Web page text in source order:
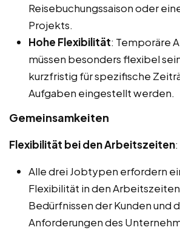
Reisebuchungssaison oder
Projekts.
Hohe Flexibilität: Temporäre
müssen besonders flexibel
kurzfristig für spezifische
Aufgaben eingestellt werden.
Gemeinsamkeiten
Flexibilität bei den Arbeitszeiten:
Alle drei Jobtypen erfordern
Flexibilität in den
Bedürfnissen der Kunden und
Anforderungen des